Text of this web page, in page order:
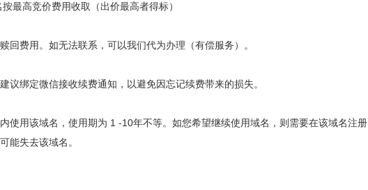
最高竞价费用收取（出价最高者得标）
回费用。如无法联系，可以我们代为办理（有偿服务）。
议绑定微信接收续费通知，以避免因忘记续费带来的损失。
使用该域名，使用期为 1 -10年不等。如您希望继续使用域名，则需要在该域名注册
能失去该域名。